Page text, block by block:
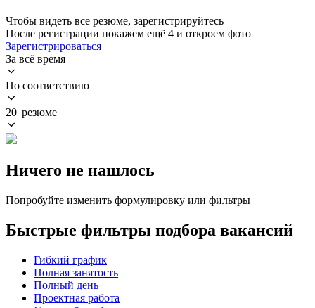
Чтобы видеть все резюме, зарегистрируйтесь
После регистрации покажем ещё 4 и откроем фото
Зарегистрироваться
За всё время
По соответствию
20 резюме
Ничего не нашлось
Попробуйте изменить формулировку или фильтры
Быстрые фильтры подбора вакансий
Гибкий график
Полная занятость
Полный день
Проектная работа